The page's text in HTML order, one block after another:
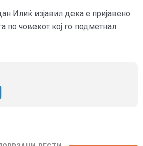
Илиќ изјавил дека е пријавено
по човекот кој го подметнал